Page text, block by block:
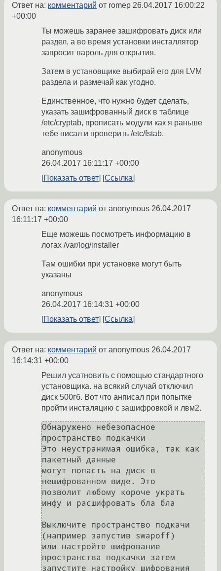
Ответ на: комментарий от romep 26.04.2017 16:00:22
+00:00
Ты можешь заранее зашифровать диск или
раздел, а во время установки инсталлятор
запросит пароль для открытия.
Затем в установщике выбирай его для LVM
раздела и размечай как угодно.
Единственное, что нужно будет сделать,
указать зашифрованный диск в таблице
/etc/cryptab, прописать модули как я раньше
тебе писал и проверить /etc/fstab.
anonymous
26.04.2017 16:11:17 +00:00
Показать ответ
Ссылка
Ответ на: комментарий от anonymous 26.04.2017
16:11:17 +00:00
Еще можешь посмотреть информацию в
логах /var/log/installer
Там ошибки при установке могут быть
указаны
anonymous
26.04.2017 16:14:31 +00:00
Показать ответ
Ссылка
Ответ на: комментарий от anonymous 26.04.2017
16:14:31 +00:00
Решил усатновить с помощью стандартного
установщика. на всякий случай отключил
диск 500гб. Вот что анписал при попытке
пройти инсталяцию с зашифровкой и лвм2.
Обнаружено небезопасное
пространство подкачки
Это неустранимая ошибка, так как
пакетный данные
могут попасть на диск в
нешифрованном виде. Это
позволит любому короче украть
инфу и расшифровать бла бла
Выключите пространство подкачи
(например запустив swapoff)
или настройте шифрование
пространства подкачки затем
запустите настройку шифрования